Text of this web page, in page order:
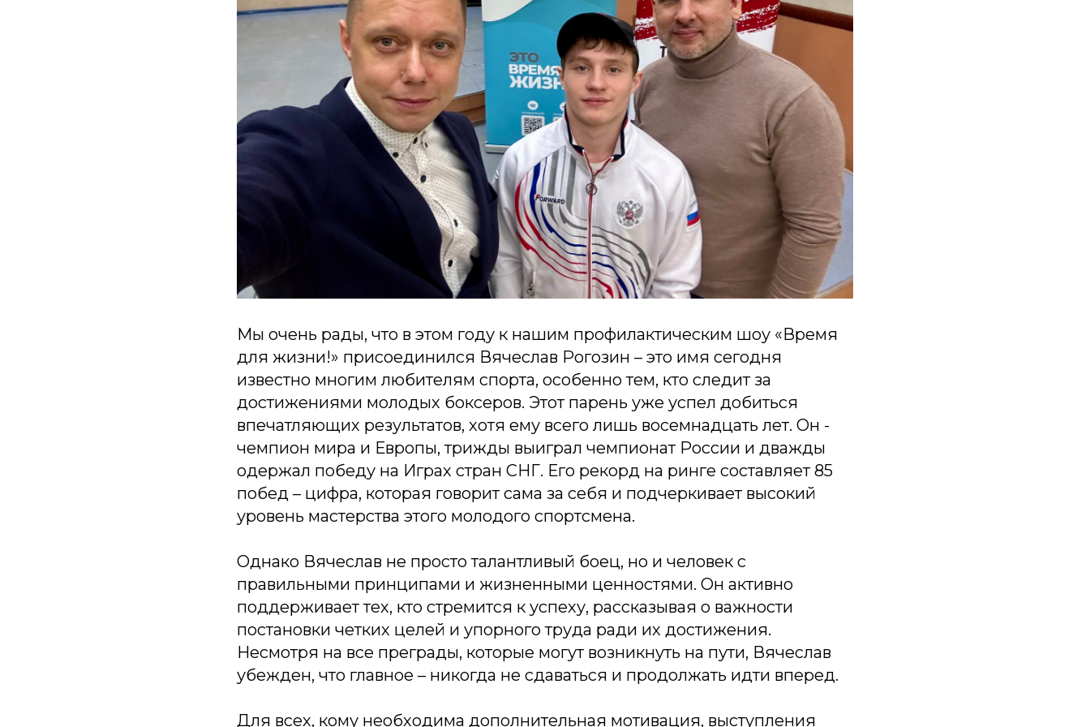
Мы очень рады, что в этом году к нашим профилактическим шоу «Время
для жизни!» присоединился Вячеслав Рогозин – это имя сегодня
известно многим любителям спорта, особенно тем, кто следит за
достижениями молодых боксеров. Этот парень уже успел добиться
впечатляющих результатов, хотя ему всего лишь восемнадцать лет. Он -
чемпион мира и Европы, трижды выиграл чемпионат России и дважды
одержал победу на Играх стран СНГ. Его рекорд на ринге составляет 85
побед – цифра, которая говорит сама за себя и подчеркивает высокий
уровень мастерства этого молодого спортсмена.
Однако Вячеслав не просто талантливый боец, но и человек с
правильными принципами и жизненными ценностями. Он активно
поддерживает тех, кто стремится к успеху, рассказывая о важности
постановки четких целей и упорного труда ради их достижения.
Несмотря на все преграды, которые могут возникнуть на пути, Вячеслав
убежден, что главное – никогда не сдаваться и продолжать идти вперед.
Для всех, кому необходима дополнительная мотивация, выступления